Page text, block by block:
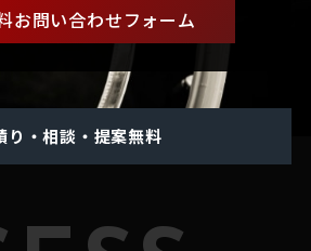
お問い合わせフォーム
り・相談・提案無料